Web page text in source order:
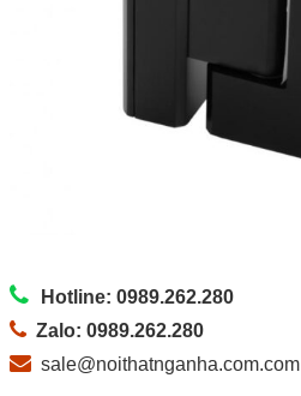
Hotline: 0989.262.280
Zalo: 0989.262.280
sale@noithatnganha.com.com